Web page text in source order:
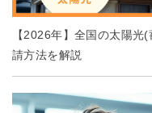
【2026年】全国の太陽
請方法を解説